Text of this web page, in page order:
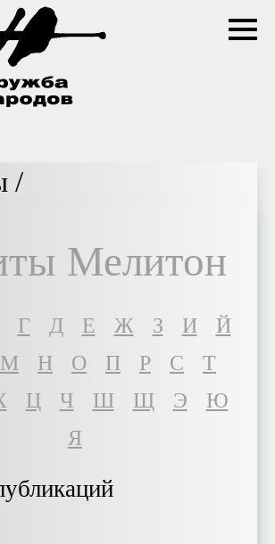
/
Мелитон
Г Д Е Ж З И
Й
М Н О П Р С
Т
Ц Ч Ш Щ Э
Ю
Я